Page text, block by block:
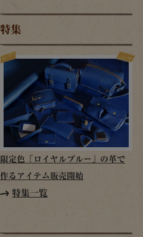
特集
限定色「ロイヤルブルー」の革で
作るアイテム販売開始
特集一覧